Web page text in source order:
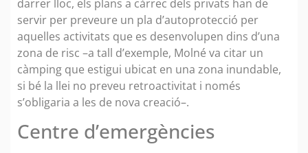
darrer lloc, els plans a càrrec dels privats han de
servir per preveure un pla d’autoprotecció per
aquelles activitats que es desenvolupen dins d’una
zona de risc –a tall d’exemple, Molné va citar un
càmping que estigui ubicat en una zona inundable,
si bé la llei no preveu retroactivitat i només
s’obligaria a les de nova creació–.
Centre d’emergències